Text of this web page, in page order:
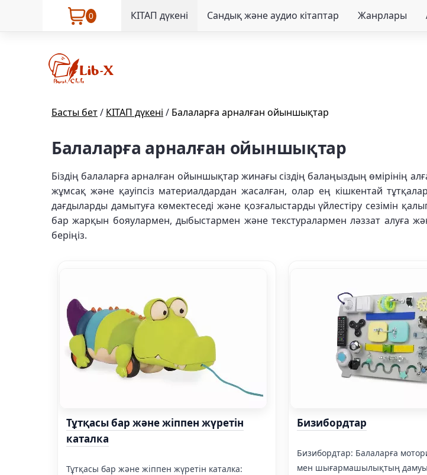
0 КІТАП дүкені Сандық және аудио кітаптар Жанрлары
Басты бет/ КІТАП дүкені / Балаларға арналған ойыншықтар
Балаларға арналған ойыншықтар
Біздің балаларға арналған ойыншықтар жинағы сіздің балаңыздың өмірінің
жұмсақ және қауіпсіз материалдардан жасалған, олар ең кішкентай
дағдыларды дамытуға көмектеседі және қозғалыстарды үйлестіру сезімін
бар жарқын бояулармен, дыбыстармен және текстуралармен ләззат алуға
беріңіз.
Тұтқасы бар және жіппен жүретін
каталка
Тұтқасы бар және жіппен жүретін каталка:
Бизибордтар
Бизибордтар: Балаларға
мен шығармашылықтың